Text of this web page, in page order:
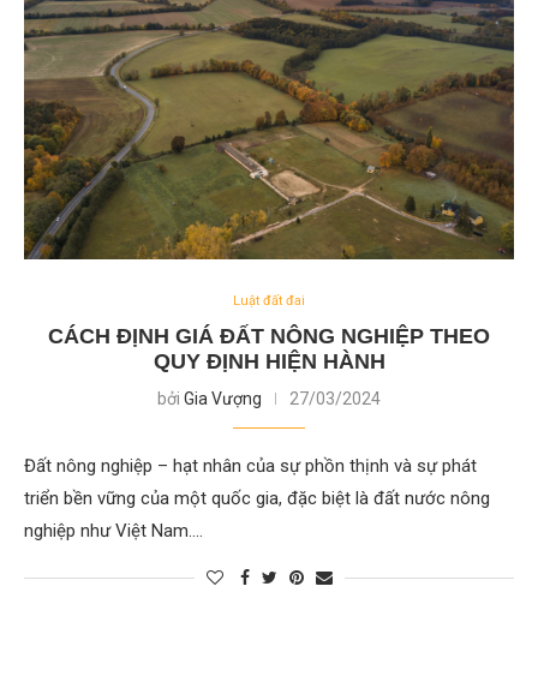
Luật đất đai
CÁCH ĐỊNH GIÁ ĐẤT NÔNG NGHIỆP THEO
QUY ĐỊNH HIỆN HÀNH
bởi Gia Vượng 27/03/2024
Đất nông nghiệp – hạt nhân của sự phồn thịnh và sự phát
triển bền vững của một quốc gia, đặc biệt là đất nước nông
nghiệp như Việt Nam.…